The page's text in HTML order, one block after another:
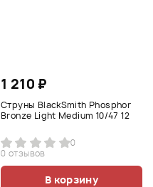
1 210 ₽
Струны BlackSmith Phosphor
Bronze Light Medium 10/47 12
0
0 отзывов
В корзину